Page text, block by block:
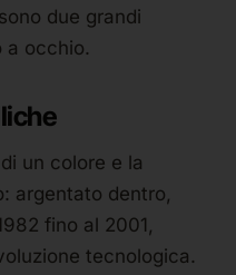
due grandi
a occhio.
un colore e la
argentato dentro,
fino al 2001,
tecnologica.